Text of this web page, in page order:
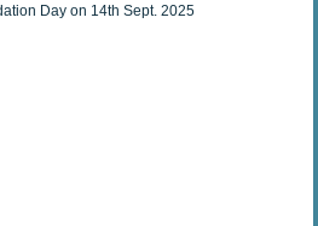
Day on 14th Sept. 2025